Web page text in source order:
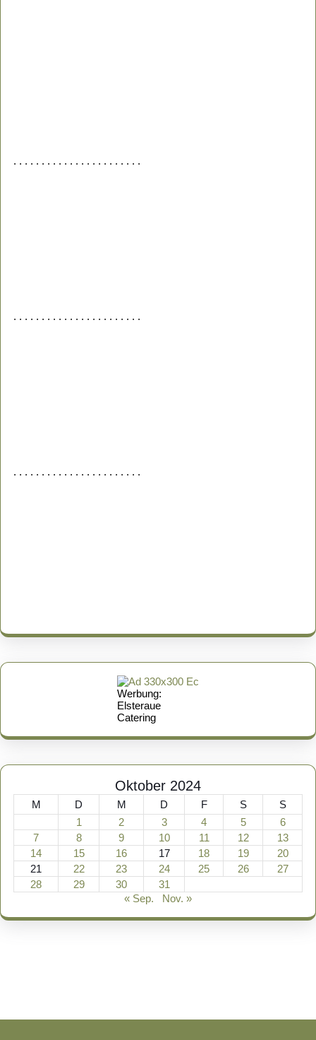
. . . . . . . . . . . . . . . . . . . . . . .
. . . . . . . . . . . . . . . . . . . . . . .
. . . . . . . . . . . . . . . . . . . . . . .
Werbung:
Elsteraue
Catering
Oktober 2024
M D M D F S
S
1
2 3 4 5
6
7
8 9 10 11 12
13
14
15 16 17 18 19
20
21
22 23 24 25 26
27
28
29 30
31
« Sep.
Nov. »